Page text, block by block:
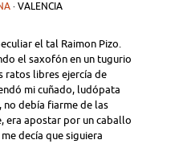
· VALENCIA
el tal Raimon Pizo.
el saxofón en un tugurio
ratos libres ejercía de
mi cuñado, ludópata
no debía fiarme de las
era apostar por un caballo
decía que siguiera